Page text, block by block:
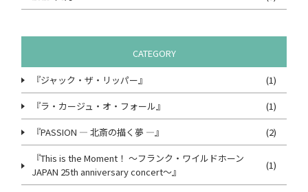
CATEGORY
『ジャック・ザ・リッパー』
(1)
『ラ・カージュ・オ・フォール』
(1)
『PASSION ― 北斎の描く夢 ―』
(2)
『This is the Moment！ ～フランク・ワイルドホーン
JAPAN 25th anniversary concert～』
(1)